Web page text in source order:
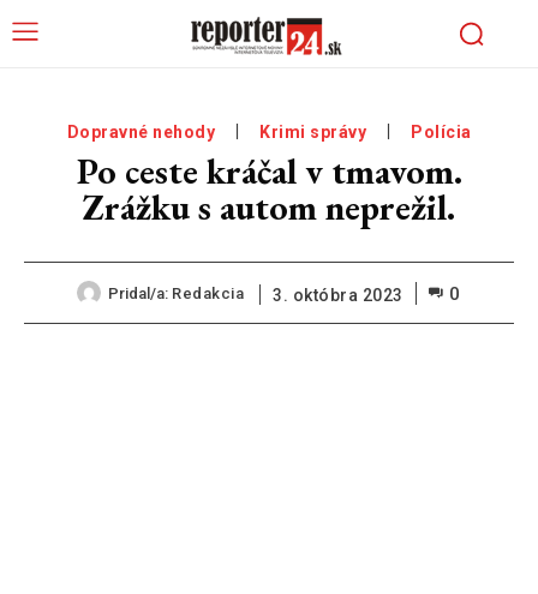
Dopravné nehody Krimi správy Polícia
Po ceste kráčal v tmavom.
Zrážku s autom neprežil.
Pridal/a: Redakcia 3. októbra 2023 0